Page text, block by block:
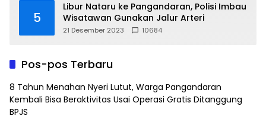
5
Libur Nataru ke Pangandaran, Polisi Imbau
Wisatawan Gunakan Jalur Arteri
21 Desember 2023 10684
Pos-pos Terbaru
8 Tahun Menahan Nyeri Lutut, Warga Pangandaran
Kembali Bisa Beraktivitas Usai Operasi Gratis Ditanggung
BPJS